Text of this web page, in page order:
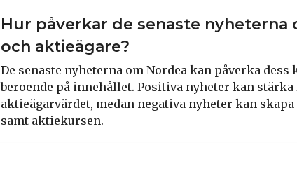
Hur påverkar de senaste nyheterna
och aktieägare?
De senaste nyheterna om Nordea kan påverka
beroende på innehållet. Positiva nyheter kan
aktieägarvärdet, medan negativa nyheter kan
samt aktiekursen.